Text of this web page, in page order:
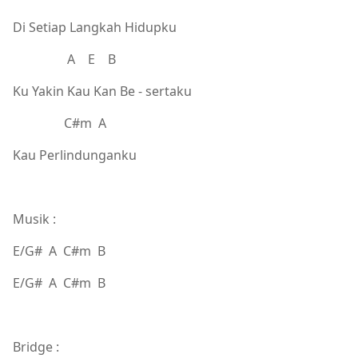
Di Setiap Langkah Hidupku
A E B
Ku Yakin Kau Kan Be - sertaku
C#m A
Kau Perlindunganku
Musik :
E/G# A C#m B
E/G# A C#m B
Bridge :